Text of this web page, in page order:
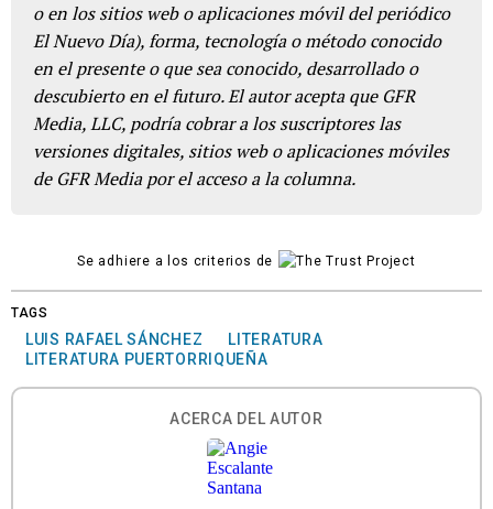
o en los sitios web o aplicaciones móvil del periódico
El Nuevo Día), forma, tecnología o método conocido
en el presente o que sea conocido, desarrollado o
descubierto en el futuro. El autor acepta que GFR
Media, LLC, podría cobrar a los suscriptores las
versiones digitales, sitios web o aplicaciones móviles
de GFR Media por el acceso a la columna.
Se adhiere a los criterios de
TAGS
LUIS RAFAEL SÁNCHEZ
LITERATURA
LITERATURA PUERTORRIQUEÑA
ACERCA DEL AUTOR